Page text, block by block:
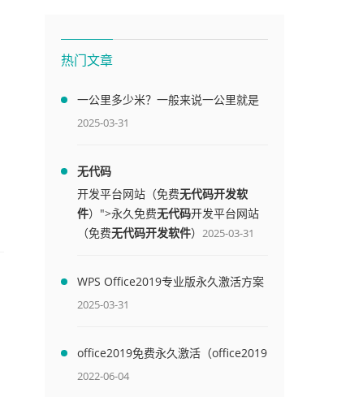
热门文章
一公里多少米？一般来说一公里就是
1000米
2025-03-31
无代码
开发平台网站（免费无代码开发软
件）">永久免费无代码开发平台网站
（免费无代码开发软件） 2025-03-31
WPS Office2019专业版永久激活方案
(附终身授权序列号)
2025-03-31
office2019免费永久激活（office2019
免费永久激活码）
2022-06-04